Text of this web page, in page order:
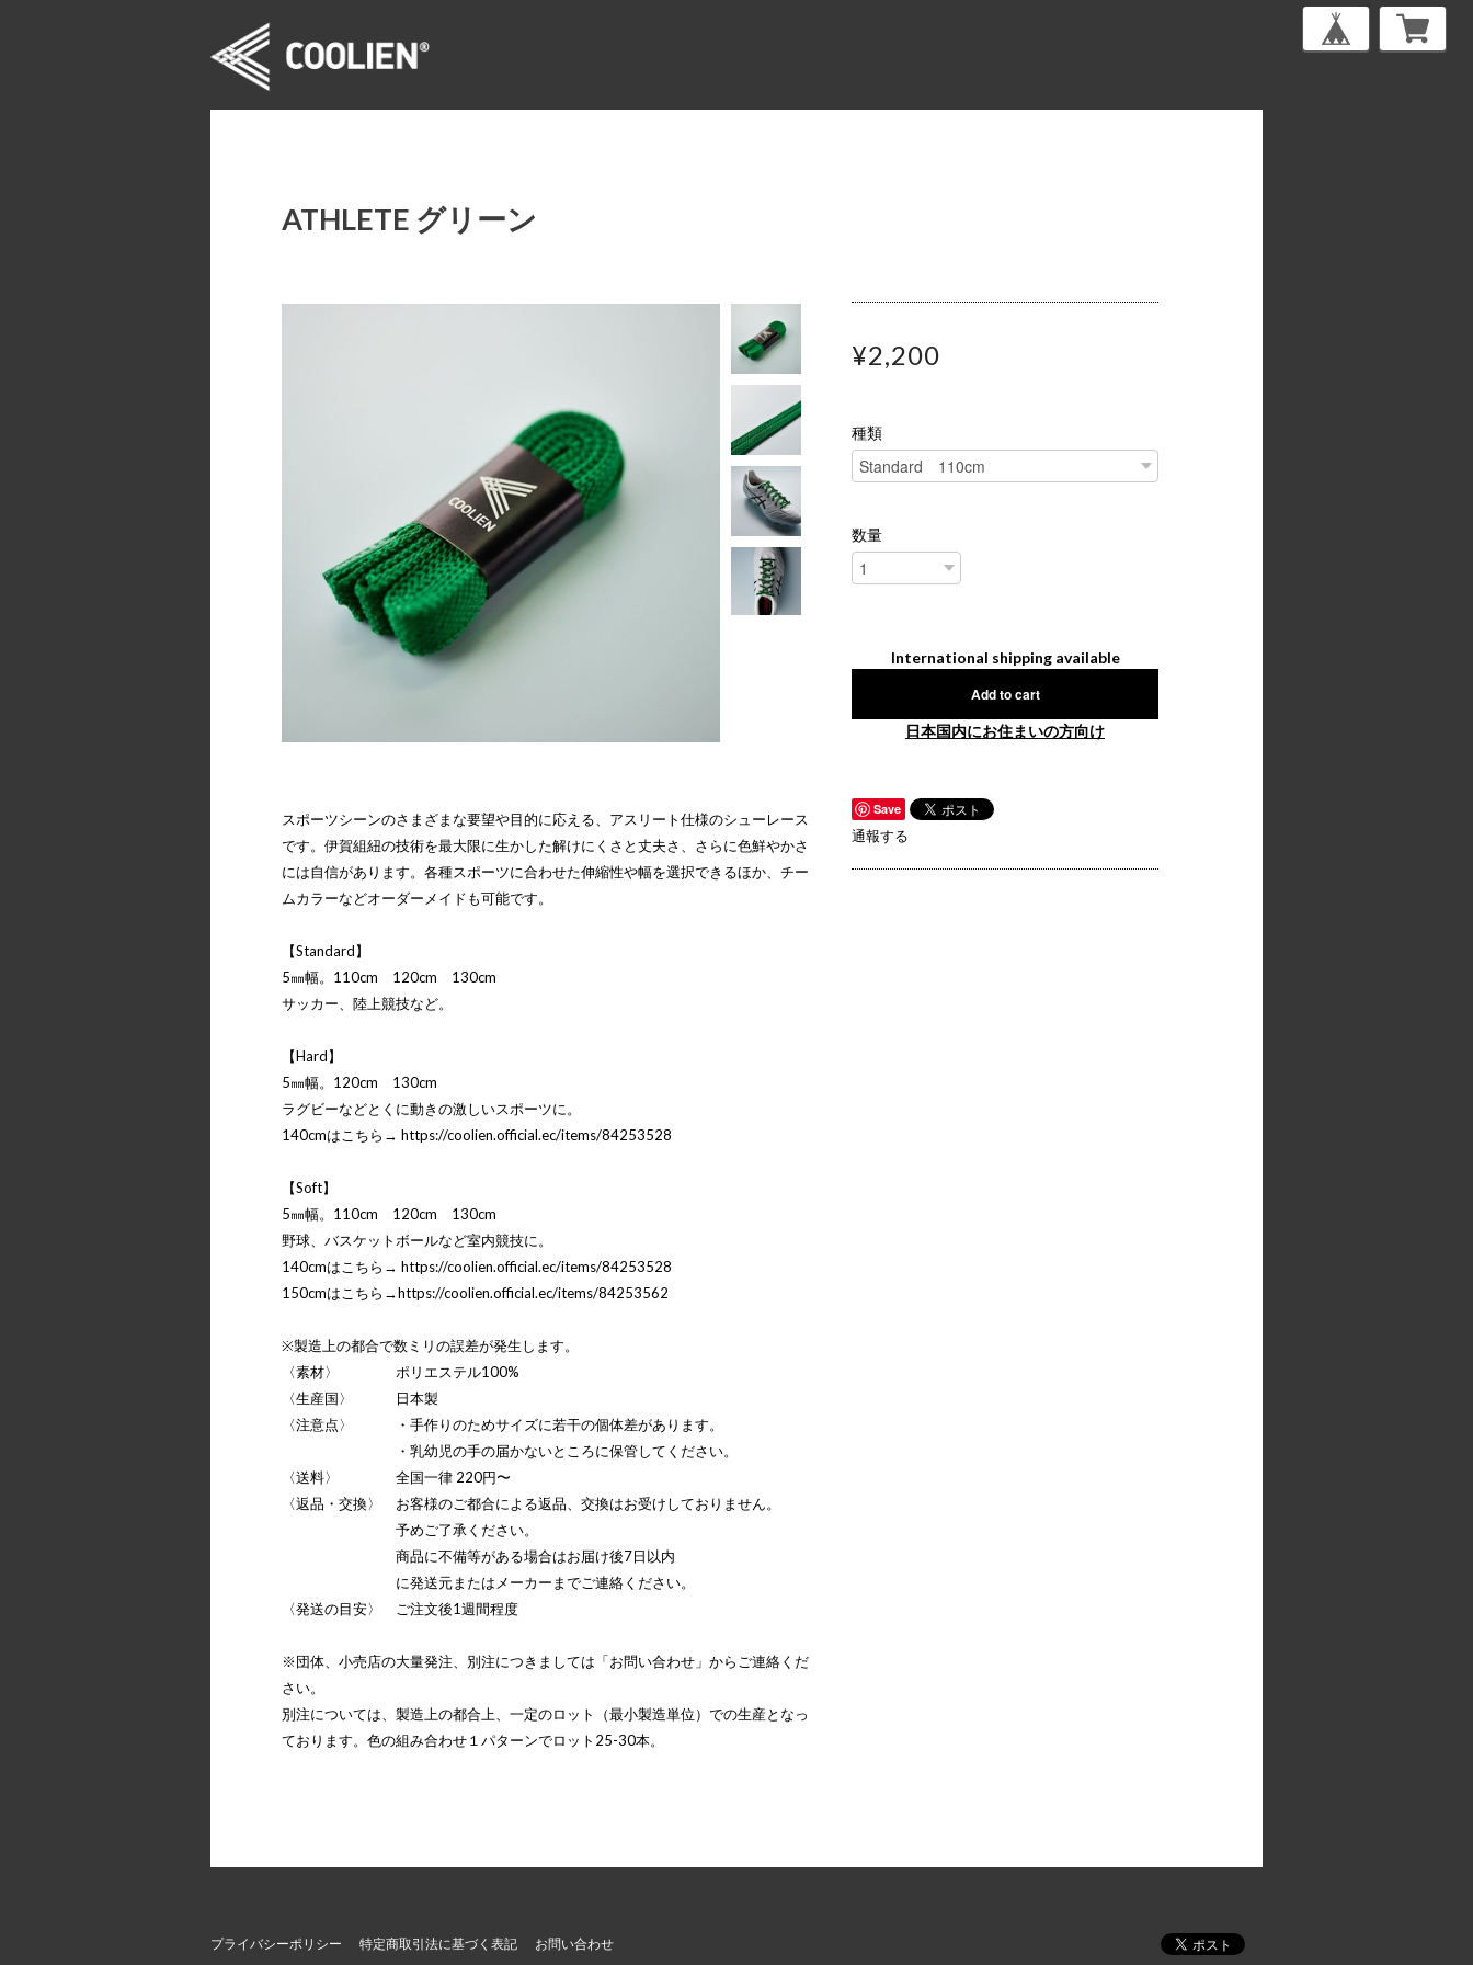
ATHLETE グリーン
スポーツシーンのさまざまな要望や目的に応える、アスリート仕様のシューレース
です。伊賀組紐の技術を最大限に生かした解けにくさと丈夫さ、さらに色鮮やかさ
には自信があります。各種スポーツに合わせた伸縮性や幅を選択できるほか、チー
ムカラーなどオーダーメイドも可能です。
【Standard】
5㎜幅。110cm 120cm 130cm
サッカー、陸上競技など。
【Hard】
5㎜幅。120cm 130cm
ラグビーなどとくに動きの激しいスポーツに。
140cmはこちら→ https://coolien.official.ec/items/84253528
【Soft】
5㎜幅。110cm 120cm 130cm
野球、バスケットボールなど室内競技に。
140cmはこちら→ https://coolien.official.ec/items/84253528
150cmはこちら→https://coolien.official.ec/items/84253562
※製造上の都合で数ミリの誤差が発生します。
〈素材〉 ポリエステル100%
〈生産国〉 日本製
〈注意点〉 ・手作りのためサイズに若干の個体差があります。
・乳幼児の手の届かないところに保管してください。
〈送料〉 全国一律 220円〜
〈返品・交換〉 お客様のご都合による返品、交換はお受けしておりません。
予めご了承ください。
商品に不備等がある場合はお届け後7日以内
に発送元またはメーカーまでご連絡ください。
〈発送の目安〉 ご注文後1週間程度
※団体、小売店の大量発注、別注につきましては「お問い合わせ」からご連絡くだ
さい。
別注については、製造上の都合上、一定のロット（最小製造単位）での生産となっ
ております。色の組み合わせ１パターンでロット25-30本。
¥2,200
種類
数量
International shipping available
Add to cart
日本国内にお住まいの方向け
Save
通報する
プライバシーポリシー 特定商取引法に基づく表記 お問い合わせ